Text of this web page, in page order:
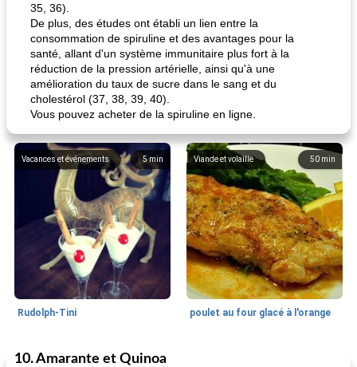
35, 36).
De plus, des études ont établi un lien entre la
consommation de spiruline et des avantages pour la
santé, allant d'un système immunitaire plus fort à la
réduction de la pression artérielle, ainsi qu'à une
amélioration du taux de sucre dans le sang et du
cholestérol (37, 38, 39, 40).
Vous pouvez acheter de la spiruline en ligne.
5min
Vacances et événements
Rudolph-Tini
50 min
Viande et volaille
poulet au four glacé à l'orange
10min
Alimentation saine
10. Amarante et Quinoa